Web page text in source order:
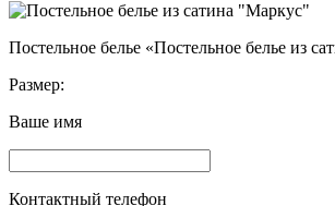
Постельное белье «Постельное белье из
Размер:
Ваше имя
Контактный телефон